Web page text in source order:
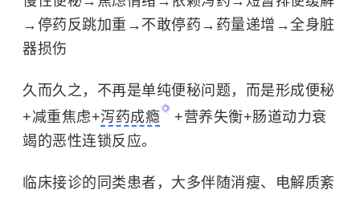
→停药反跳加重→不敢停药→药量递增→全身脏
器损伤
久而久之，不再是单纯便秘问题，而是形成便秘
+减重焦虑+泻药成瘾
+营养失衡+肠道动力衰
竭的恶性连锁反应。
临床接诊的同类患者，大多伴随消瘦、电解质紊